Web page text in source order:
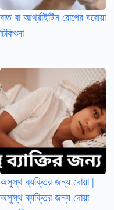
বাত বা আর্থ্রাইটিস রোগের ঘরোয়া
চিকিৎসা
অসুস্থ ব্যক্তির জন্য দোয়া |
অসুস্থ ব্যক্তির জন্য দোয়া